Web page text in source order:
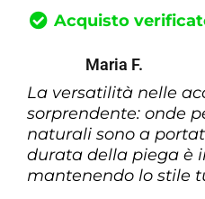
Acquisto
Maria F.
La versatilità nelle
sorprendente: onde
naturali sono a
durata della piega è
mantenendo lo stile